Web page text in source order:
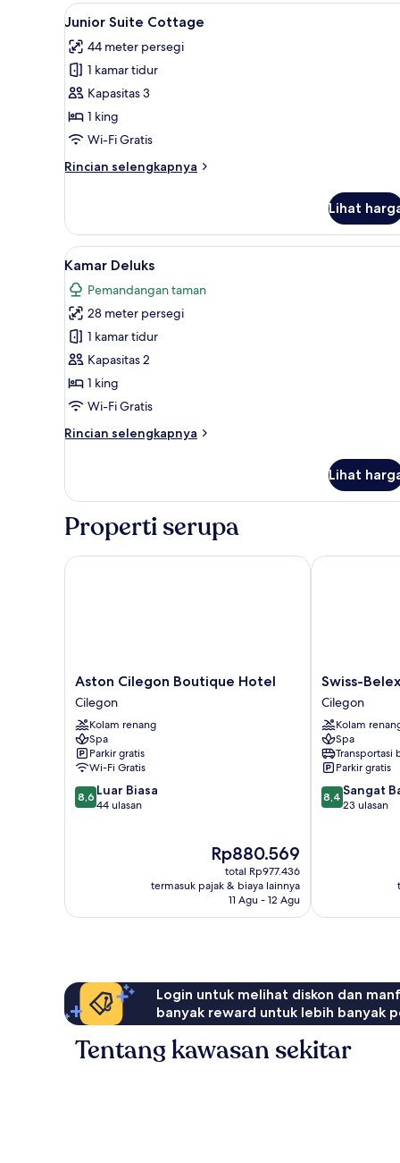
Lihat
semua
foto
untuk
Junior
Suite
Cottage
Junior Suite Cottage | Seprai
3
Junior Suite Cottage
44 meter persegi
1 kamar tidur
Kapasitas 3
1 king
Wi-Fi Gratis
Rincian selengkapnya
Rincian
Junior
Suite
Cottage
Lihat
Lihat
semua
foto
untuk
Kamar
Deluks
Kamar Deluks | Seprai katun
1
Kamar Deluks
Pemandangan taman
28 meter persegi
1 kamar tidur
Kapasitas 2
1 king
Wi-Fi Gratis
Rincian selengkapnya
Rincian
Kamar
Lihat
Properti serupa
Aston
Cilegon
Boutique
Hotel
Cilegon
Aston Cilegon Boutique Hotel
Cilegon
Kolam renang
Spa
Parkir gratis
Wi-Fi Gratis
8.6
dari
8,6 Luar Biasa
44 ulasan
Harga
sekarang
Rp880.569
Rp880.569
total Rp977.436
termasuk pajak & biaya lainnya
11 Agu - 12 Agu
Aston Cilegon Boutique Hotel
Swiss-
Belexpress
Cilegon
Cilegon
Swiss-
Cilegon
Kolam
Spa
Transportasi
Parkir gratis
8.4
dari
8,4 Sangat
23 ulasan
Swiss-
Login untuk melihat diskon dan
banyak reward untuk lebih banyak
Tentang kawasan sekitar